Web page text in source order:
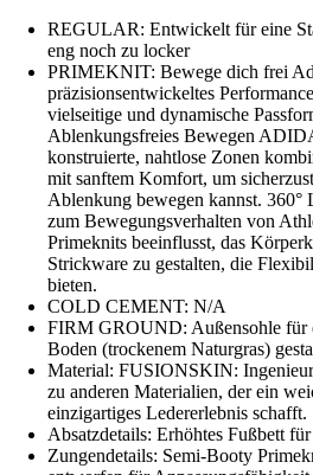
REGULAR: Entwickelt für eine
eng noch zu locker
PRIMEKNIT: Bewege dich frei
präzisionsentwickeltes
vielseitige und dynamische
Ablenkungsfreies Bewegen
konstruierte, nahtlose Zonen
mit sanftem Komfort, um
Ablenkung bewegen kannst. 360°
zum Bewegungsverhalten von
Primeknits beeinflusst, das
Strickware zu gestalten, die
bieten.
COLD CEMENT: N/A
FIRM GROUND: Außensohle für
Boden (trockenem Naturgras)
Material: FUSIONSKIN:
zu anderen Materialien, der ein
einzigartiges Ledererlebnis schafft.
Absatzdetails: Erhöhtes Fußbett
Zungendetails: Semi-Booty